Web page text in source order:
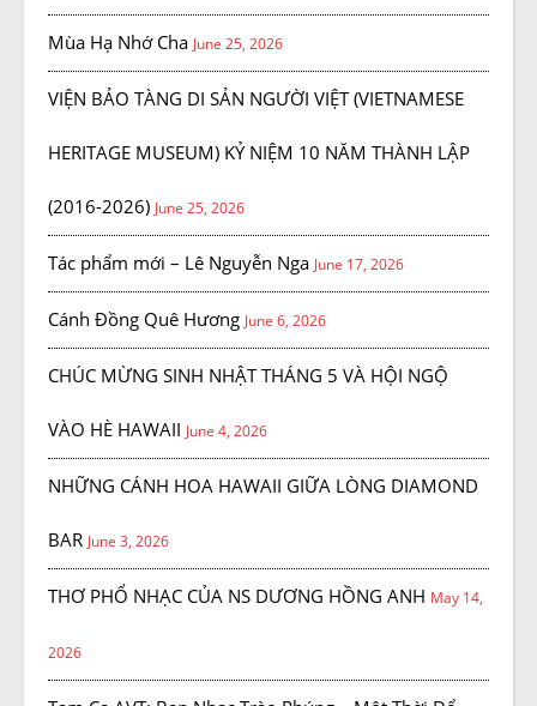
Mùa Hạ Nhớ Cha June 25, 2026
VIỆN BẢO TÀNG DI SẢN NGƯỜI VIỆT (VIETNAMESE
HERITAGE MUSEUM) KỶ NIỆM 10 NĂM THÀNH LẬP
(2016-2026) June 25, 2026
Tác phẩm mới – Lê Nguyễn Nga June 17, 2026
Cánh Đồng Quê Hương June 6, 2026
CHÚC MỪNG SINH NHẬT THÁNG 5 VÀ HỘI NGỘ
VÀO HÈ HAWAII June 4, 2026
NHỮNG CÁNH HOA HAWAII GIỮA LÒNG DIAMOND
BAR June 3, 2026
THƠ PHỔ NHẠC CỦA NS DƯƠNG HỒNG ANH May 14,
2026